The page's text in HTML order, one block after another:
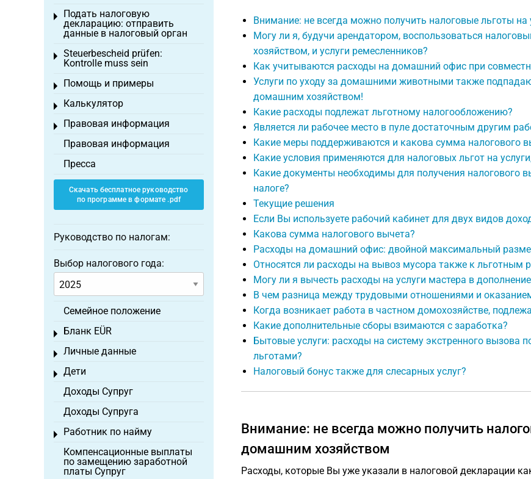
Внимание: не всегда можно получить налоговые льготы
Могу ли я, будучи арендатором, воспользоваться
хозяйством, и услуги ремесленников?
Как учитываются расходы на домашний офис при
Услуги по уходу за домашними животными также
домашним хозяйством!
Какие расходы подлежат льготному налогообложению?
Является ли рабочее место в пуле достаточным другим
Какие меры поддерживаются и какова сумма налогового
Какие условия применяются для налоговых льгот на
Какие документы необходимы для получения налогового
налоге?
Текущие решения
Если Вы используете рабочий кабинет для двух видов
Какова сумма налогового вычета?
Расходы на домашний офис: двойной максимальный
Относятся ли расходы на вывоз мусора также к льготным
Могу ли я вычесть расходы на услуги мастера в
В чем разница между трудовыми отношениями и
Когда возникает работа в частном домохозяйстве,
Какие дополнительные сборы взимаются с заработка?
Бытовые услуги: расходы на систему экстренного вызова
льготами?
Налоговый бонус также для слесарных услуг?
Внимание: не всегда можно получить
домашним хозяйством
Расходы, которые Вы уже указали в налоговой декларации
Подать налоговую
декларацию: отправить
данные в налоговый орган
Toggle menu
Steuerbescheid prüfen:
Kontrolle muss sein
Toggle menu
Помощь и примеры
Toggle menu
Калькулятор
Toggle menu
Правовая информация
Toggle menu
Правовая информация
Пресса
Скачать бесплатное руководство
по программе в формате .pdf
Руководство по налогам:
Выбор налогового года:
Семейное положение
Бланк EÜR
Toggle menu
Личные данные
Toggle menu
Дети
Toggle menu
Доходы Супруг
Доходы Супруга
Работник по найму
Toggle menu
Компенсационные выплаты
по замещению заработной
платы Супруг